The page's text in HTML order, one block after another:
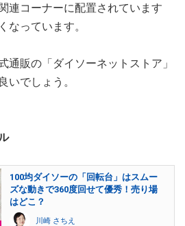
連コーナーに配置されています
なっています。
通販の「ダイソーネットストア」
いでしょう。
100均ダイソーの「回転台」はスムー
ズな動きで360度回せて優秀！売り場
はどこ？
川崎 さちえ